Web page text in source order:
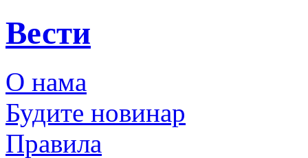
Вести
О нама
Будите новинар
Правила